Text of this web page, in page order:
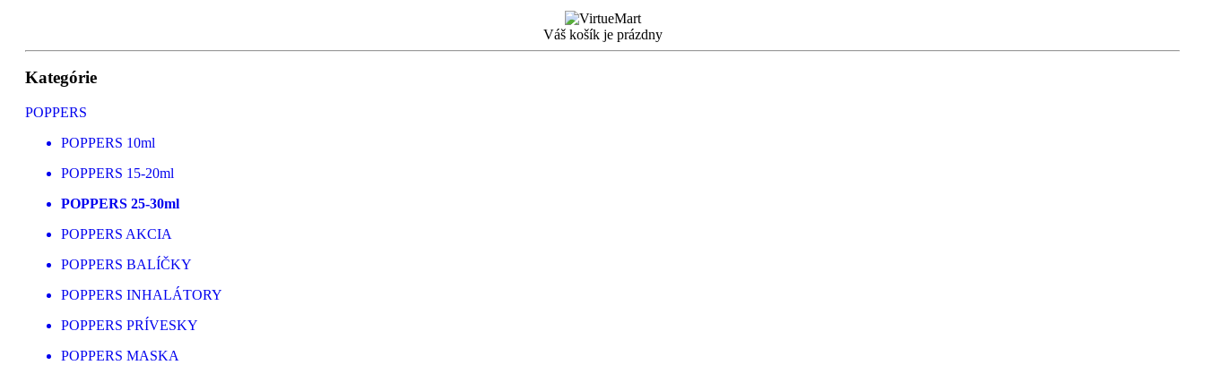
Váš košík je prázdny
Kategórie
POPPERS
POPPERS 10ml
POPPERS 15-20ml
POPPERS 25-30ml
POPPERS AKCIA
POPPERS BALÍČKY
POPPERS INHALÁTORY
POPPERS PRÍVESKY
POPPERS MASKA